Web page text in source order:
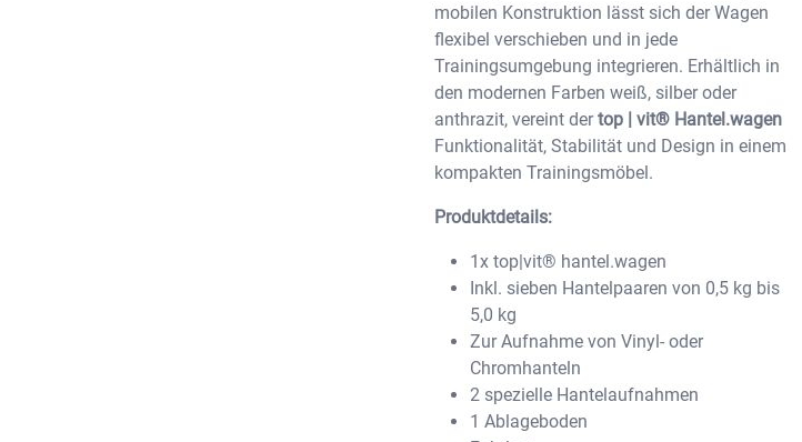
mobilen Konstruktion lässt sich der Wagen
flexibel verschieben und in jede
Trainingsumgebung integrieren. Erhältlich in
den modernen Farben weiß, silber oder
anthrazit, vereint dertop | vit® Hantel.wagen
Funktionalität, Stabilität und Design in einem
kompakten Trainingsmöbel.
Produktdetails:
1x top|vit® hantel.wagen
Inkl. sieben Hantelpaaren von 0,5 kg bis
5,0 kg
Zur Aufnahme von Vinyl- oder
Chromhanteln
2 spezielle Hantelaufnahmen
1 Ablageboden